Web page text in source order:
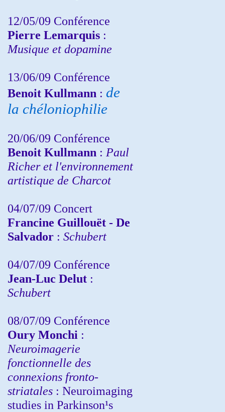
12/05/09 Conférence
Pierre Lemarquis :
Musique et dopamine
13/06/09 Conférence
Benoit Kullmann : de
la chéloniophilie
20/06/09 Conférence
Benoit Kullmann : Paul
Richer et l'environnement
artistique de Charcot
04/07/09 Concert
Francine Guillouët - De
Salvador : Schubert
04/07/09 Conférence
Jean-Luc Delut :
Schubert
08/07/09 Conférence
Oury Monchi :
Neuroimagerie
fonctionnelle des
connexions fronto-
striatales : Neuroimaging
studies in Parkinson¹s